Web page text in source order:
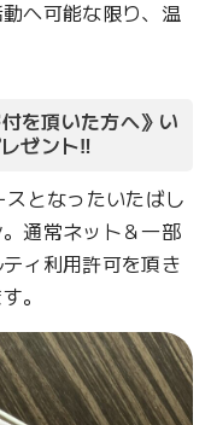
へ可能な限り、温
を頂いた方へ》い
ゼント‼
となったいたばし
通常ネット＆一部
ィ利用許可を頂き
。